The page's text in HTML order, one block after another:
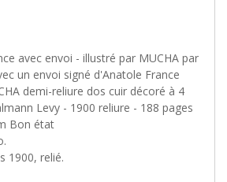
avec envoi - illustré par MUCHA par
un envoi signé d'Anatole France
demi-reliure dos cuir décoré à 4
Levy - 1900 reliure - 188 pages
Bon état
1900, relié.